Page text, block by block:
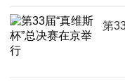
第